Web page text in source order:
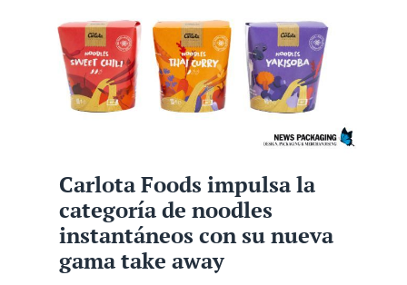
Carlota Foods impulsa la
categoría de noodles
instantáneos con su nueva
gama take away